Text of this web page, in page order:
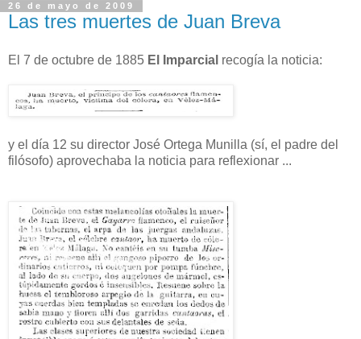
26 de mayo de 2009
Las tres muertes de Juan Breva
El 7 de octubre de 1885 El Imparcial recogía la noticia:
y el día 12 su director José Ortega Munilla (sí, el padre del
filósofo) aprovechaba la noticia para reflexionar ...